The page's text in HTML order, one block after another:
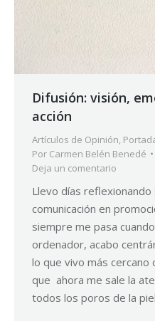
Difusión: visión,
acción
Artículos de Opinión,
Por Carmen Belén Benedé
Deja un comentario
Llevo días
comunicación en
siempre me pasa
ordenador, acabo
lo que vivo más cercano
que ahora me sale la
todos los poros de la